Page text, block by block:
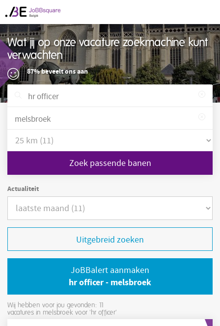
Wat jij op onze vacature zoekmachine kunt
verwachten
87% beveelt ons aan
Zoek passende banen
Actualiteit
Uitgebreid zoeken
JoBBalert aanmaken
hr officer - melsbroek
Wij hebben voor jou gevonden: 11
vacatures in melsbroek voor 'hr officer'